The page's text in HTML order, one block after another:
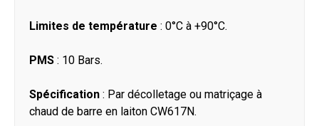
Limites de température : 0°C à +90°C.
PMS : 10 Bars.
Spécification : Par décolletage ou matriçage à
chaud de barre en laiton CW617N.